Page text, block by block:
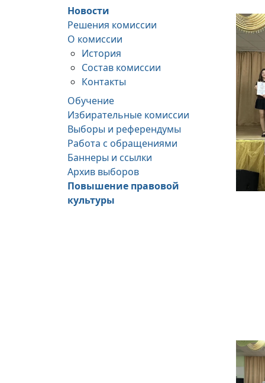
Новости
Решения комиссии
О комиссии
История
Состав комиссии
Контакты
Обучение
Избирательные комиссии
Выборы и референдумы
Работа с обращениями
Баннеры и ссылки
Архив выборов
Повышение правовой
культуры